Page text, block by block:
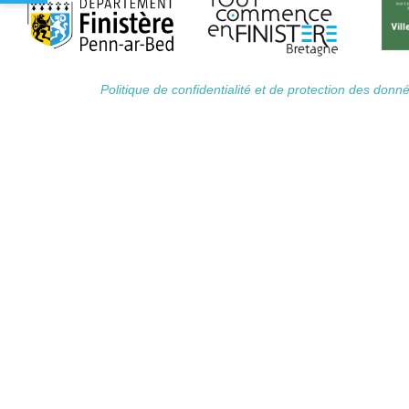
Politique de confidentialité et de protection des